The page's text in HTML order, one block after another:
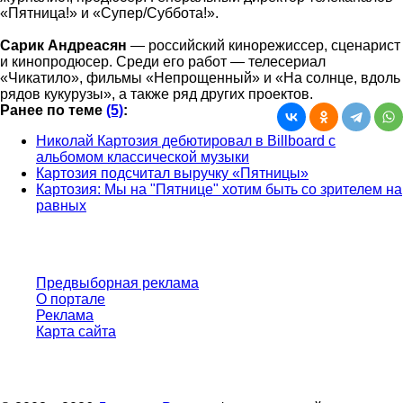
«Пятница!» и «Супер/Суббота!».
Сарик Андреасян — российский кинорежиссер, сценарист
и кинопродюсер. Среди его работ — телесериал
«Чикатило», фильмы «Непрощенный» и «На солнце, вдоль
рядов кукурузы», а также ряд других проектов.
Ранее по теме (5):
Николай Картозия дебютировал в Billboard с
альбомом классической музыки
Картозия подсчитал выручку «Пятницы»
Картозия: Мы на "Пятнице" хотим быть со зрителем на
равных
Предвыборная реклама
О портале
Реклама
Карта сайта